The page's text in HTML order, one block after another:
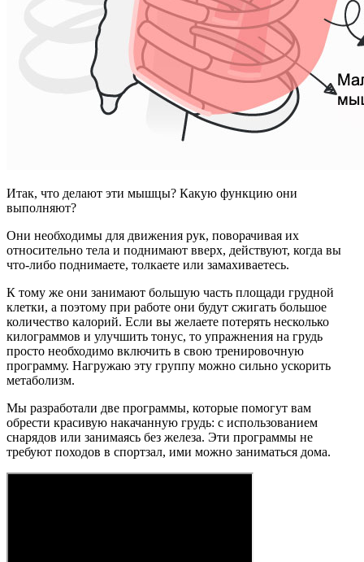
Итак, что делают эти мышцы? Какую функцию они
выполняют?
Они необходимы для движения рук, поворачивая их
относительно тела и поднимают вверх, действуют, когда вы
что-либо поднимаете, толкаете или замахиваетесь.
К тому же они занимают большую часть площади грудной
клетки, а поэтому при работе они будут сжигать большое
количество калорий. Если вы желаете потерять несколько
килограммов и улучшить тонус, то упражнения на грудь
просто необходимо включить в свою тренировочную
программу. Нагружаю эту группу можно сильно ускорить
метаболизм.
Мы разработали две программы, которые помогут вам
обрести красивую накачанную грудь: с использованием
снарядов или занимаясь без железа. Эти программы не
требуют походов в спортзал, ими можно заниматься дома.